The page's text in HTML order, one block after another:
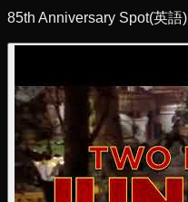
85th Anniversary Spot(英語)